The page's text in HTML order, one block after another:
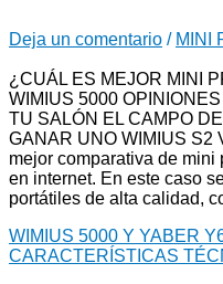
Deja un comentario / MINI
¿CUÁL ES MEJOR MINI
WIMIUS 5000
TU SALÓN EL CAMPO
GANAR UNO WIMIUS S2
mejor comparativa de mini
en internet. En este caso
portátiles de alta calidad,
WIMIUS 5000 Y YABER
CARACTERÍSTICAS